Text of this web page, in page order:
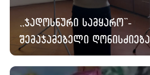
,,ჯადოსნური სამყარო’’-
შემაჯამებელი ღონისძიება